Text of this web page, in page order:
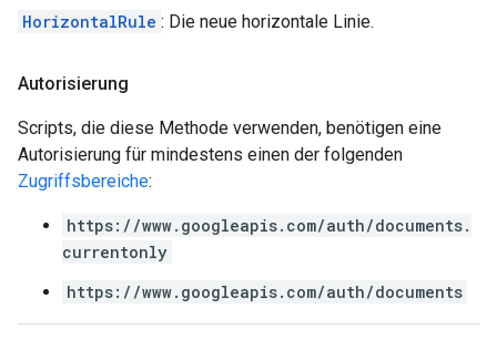
HorizontalRule : Die neue horizontale Linie.
Autorisierung
Scripts, die diese Methode verwenden, benötigen eine
Autorisierung für mindestens einen der folgenden
Zugriffsbereiche:
https://www.googleapis.com/auth/documents.
currentonly
https://www.googleapis.com/auth/documents